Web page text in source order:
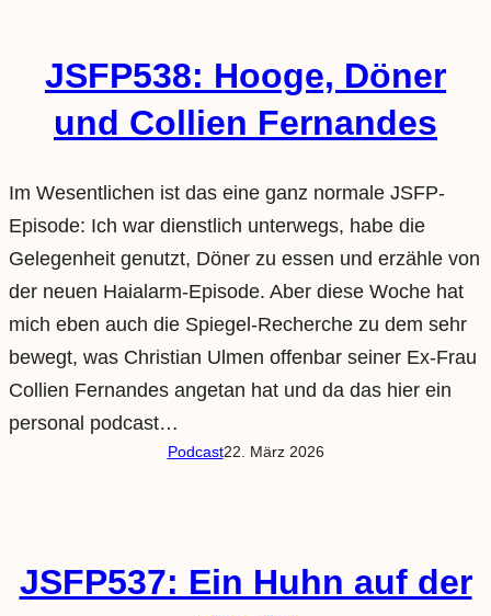
JSFP538: Hooge, Döner
und Collien Fernandes
Im Wesentlichen ist das eine ganz normale JSFP-
Episode: Ich war dienstlich unterwegs, habe die
Gelegenheit genutzt, Döner zu essen und erzähle von
der neuen Haialarm-Episode. Aber diese Woche hat
mich eben auch die Spiegel-Recherche zu dem sehr
bewegt, was Christian Ulmen offenbar seiner Ex-Frau
Collien Fernandes angetan hat und da das hier ein
personal podcast…
Podcast22. März 2026
JSFP537: Ein Huhn auf der